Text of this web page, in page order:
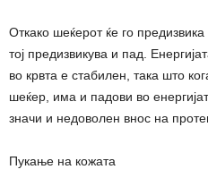
Откако шеќерот ќе го предизвика
тој предизвикува и пад.
во крвта е стабилен, така што
шеќер, има и падови во
значи и недоволен внос на
Пукање на кожата